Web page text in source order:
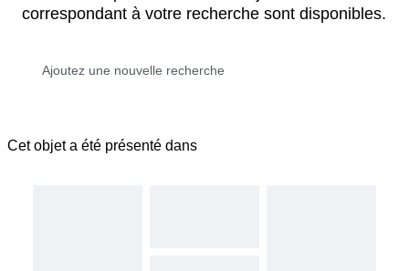
correspondant à votre recherche sont disponibles.
Cet objet a été présenté dans